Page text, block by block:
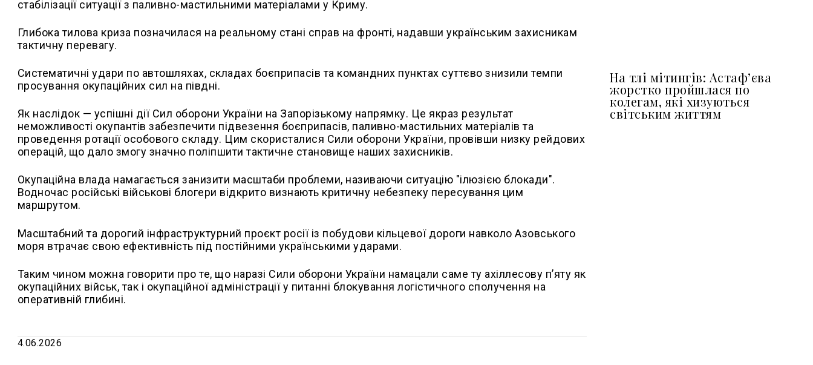
стабілізації ситуації з паливно-мастильними матеріалами у Криму.
Глибока тилова криза позначилася на реальному стані справ на фронті, надавши українським захисникам
тактичну перевагу.
Систематичні удари по автошляхах, складах боєприпасів та командних пунктах суттєво знизили темпи
просування окупаційних сил на півдні.
Як наслідок — успішні дії Сил оборони України на Запорізькому напрямку. Це якраз результат
неможливості окупантів забезпечити підвезення боєприпасів, паливно-мастильних матеріалів та
проведення ротації особового складу. Цим скористалися Сили оборони України, провівши низку рейдових
операцій, що дало змогу значно поліпшити тактичне становище наших захисників.
Окупаційна влада намагається занизити масштаби проблеми, називаючи ситуацію "ілюзією блокади".
Водночас російські військові блогери відкрито визнають критичну небезпеку пересування цим
маршрутом.
Масштабний та дорогий інфраструктурний проєкт росії із побудови кільцевої дороги навколо Азовського
моря втрачає свою ефективність під постійними українськими ударами.
Таким чином можна говорити про те, що наразі Сили оборони України намацали саме ту ахіллесову п’яту як
окупаційних військ, так і окупаційної адміністрації у питанні блокування логістичного сполучення на
оперативній глибині.
4.06.2026
На тлі мітингів: Астафʼєва
жорстко пройшлася по
колегам, які хизуються
світським життям